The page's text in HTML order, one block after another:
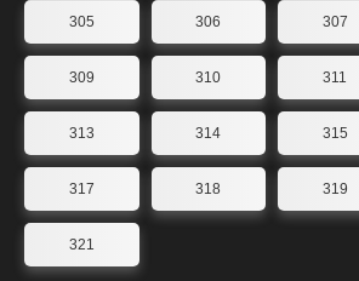
305 306 307
309 310 311
313 314 315
317 318 319
321